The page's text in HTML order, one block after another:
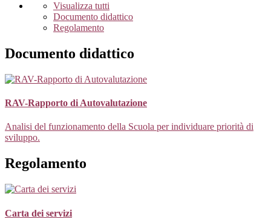
Visualizza tutti
Documento didattico
Regolamento
Documento didattico
RAV-Rapporto di Autovalutazione
Analisi del funzionamento della Scuola per individuare priorità di
sviluppo.
Regolamento
Carta dei servizi